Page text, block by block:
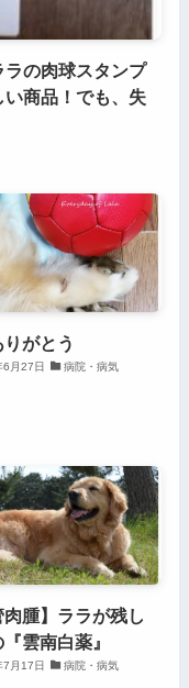
ラの肉球スタンプ
商品！でも、失
がとう
月27日 病院・病気
肉腫】ララが残し
雲南白薬』
月17日 病院・病気